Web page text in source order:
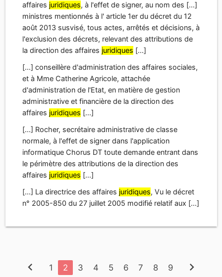
affaires juridiques, à l'effet de signer, au nom des [...]
ministres mentionnés à l' article 1er du décret du 12
août 2013 susvisé, tous actes, arrêtés et décisions, à
l'exclusion des décrets, relevant des attributions de
la direction des affaires juridiques [...]
[...] conseillère d'administration des affaires sociales,
et à Mme Catherine Agricole, attachée
d'administration de l'Etat, en matière de gestion
administrative et financière de la direction des
affaires juridiques [...]
[...] Rocher, secrétaire administrative de classe
normale, à l'effet de signer dans l'application
informatique Chorus DT toute demande entrant dans
le périmètre des attributions de la direction des
affaires juridiques [...]
[...] La directrice des affaires juridiques, Vu le décret
n° 2005-850 du 27 juillet 2005 modifié relatif aux [...]
chevron_left 1 2 3 4 5 6 7 8 9 chevron_right